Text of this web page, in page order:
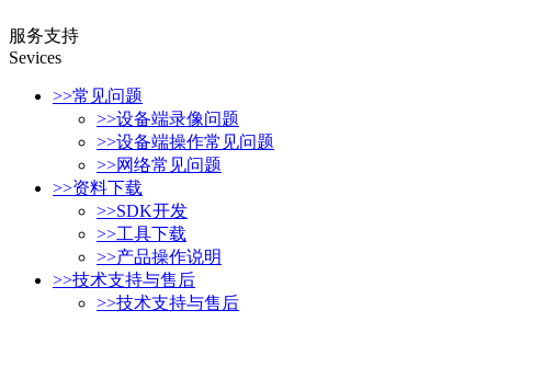
服务支持
Sevices
>>常见问题
>>设备端录像问题
>>设备端操作常见问题
>>网络常见问题
>>资料下载
>>SDK开发
>>工具下载
>>产品操作说明
>>技术支持与售后
>>技术支持与售后